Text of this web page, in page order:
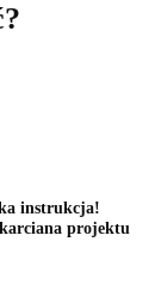
instrukcja!
projektu